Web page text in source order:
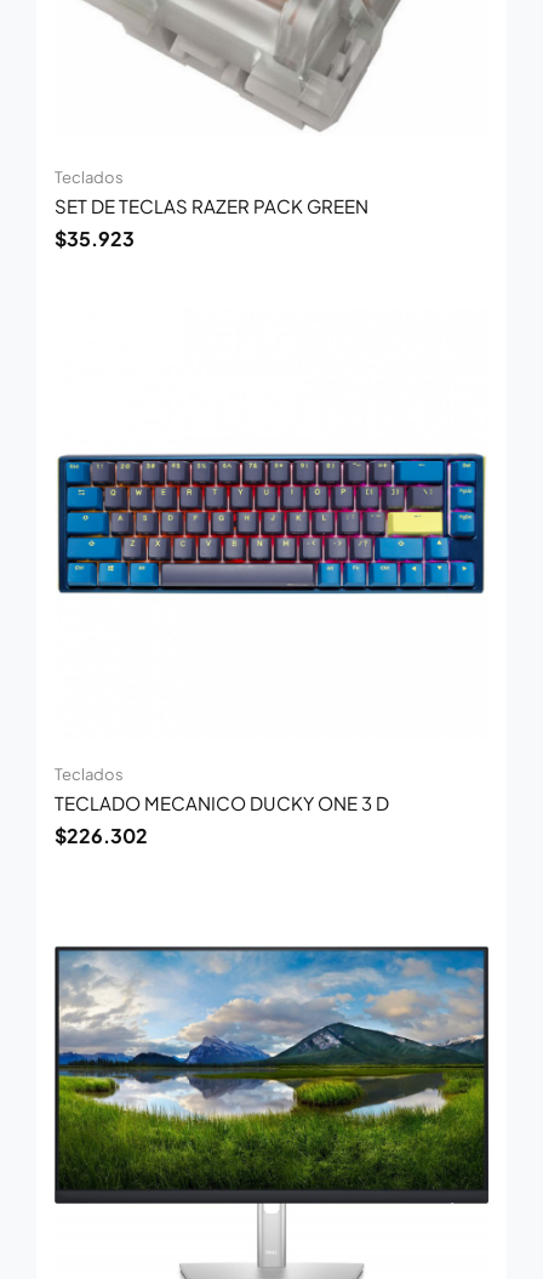
Teclados
SET DE TECLAS RAZER PACK GREEN
$35.923
Teclados
TECLADO MECANICO DUCKY ONE 3 D
$226.302